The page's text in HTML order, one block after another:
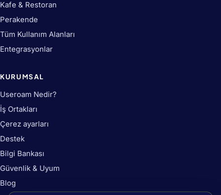
Kafe & Restoran
Perakende
Tüm Kullanım Alanları
Entegrasyonlar
KURUMSAL
Useroam Nedir?
İş Ortakları
Çerez ayarları
Destek
Bilgi Bankası
Güvenlik & Uyum
Blog